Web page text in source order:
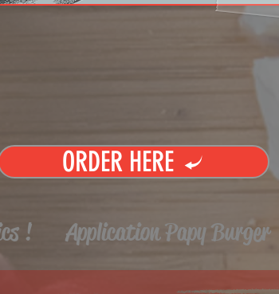
ORDER HERE
! Application Papy Burger